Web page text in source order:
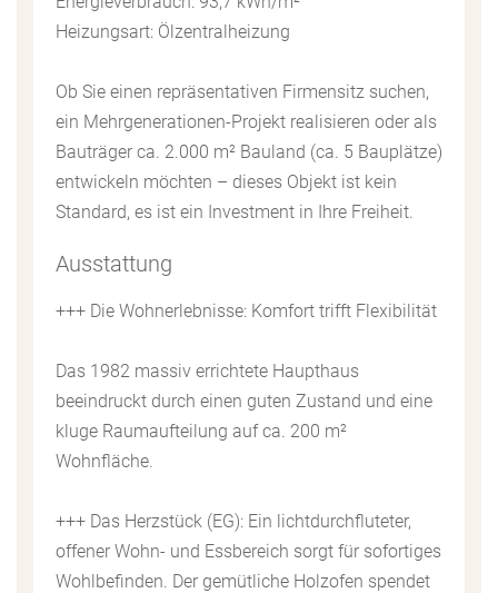
Heizungsart: Ölzentralheizung
Ob Sie einen repräsentativen Firmensitz suchen,
ein Mehrgenerationen-Projekt realisieren oder als
Bauträger ca. 2.000 m² Bauland (ca. 5 Bauplätze)
entwickeln möchten – dieses Objekt ist kein
Standard, es ist ein Investment in Ihre Freiheit.
Ausstattung
+++ Die Wohnerlebnisse: Komfort trifft Flexibilität
Das 1982 massiv errichtete Haupthaus
beeindruckt durch einen guten Zustand und eine
kluge Raumaufteilung auf ca. 200 m²
Wohnfläche.
+++ Das Herzstück (EG): Ein lichtdurchfluteter,
offener Wohn- und Essbereich sorgt für sofortiges
Wohlbefinden. Der gemütliche Holzofen spendet